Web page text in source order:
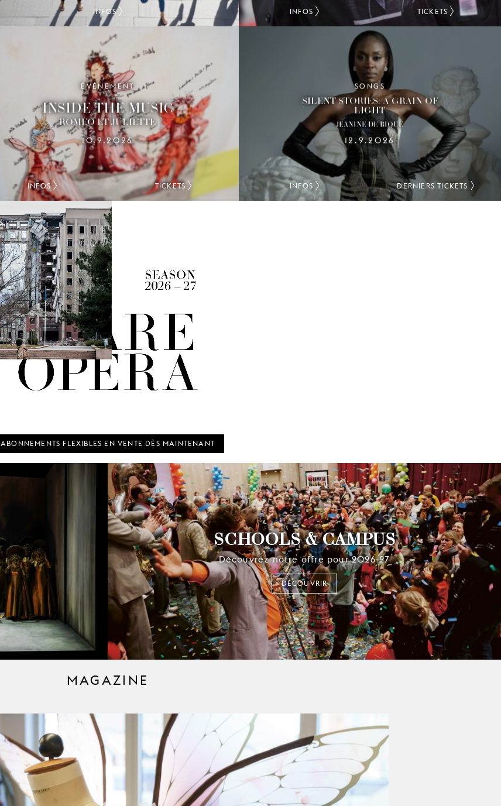
INFOS INFOS TICKETS
ÉVÉNEMENT
INSIDE THE MUSIC
ROMÉO ET JULIETTE
10.9.2026
INFOS TICKETS
SONGS
SILENT STORIES: A GRAIN OF
LIGHT
JEANINE DE BIQUE
12.9.2026
INFOS DERNIERS TICKETS
ABONNEMENTS FLEXIBLES EN VENTE DÈS MAINTENANT
SCHOOLS & CAMPUS
Découvrez notre offre pour 2026-27
DÉCOUVRIR
MAGAZINE